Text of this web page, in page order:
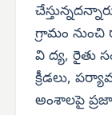
గ్రామం నుంచి
వి ద్య, రైతు
క్రీడలు,
అంశాలపై